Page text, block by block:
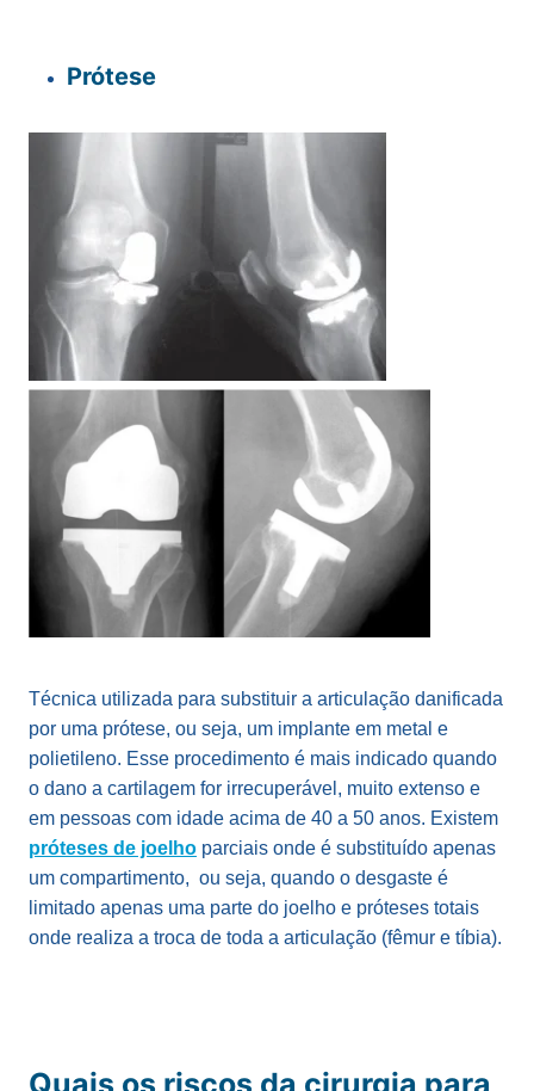
Prótese
Técnica utilizada para substituir a articulação danificada
por uma prótese, ou seja, um implante em metal e
polietileno. Esse procedimento é mais indicado quando
o dano a cartilagem for irrecuperável, muito extenso e
em pessoas com idade acima de 40 a 50 anos. Existem
próteses de joelho parciais onde é substituído apenas
um compartimento, ou seja, quando o desgaste é
limitado apenas uma parte do joelho e próteses totais
onde realiza a troca de toda a articulação (fêmur e tíbia).